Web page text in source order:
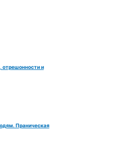
отрешонности и
Праническая